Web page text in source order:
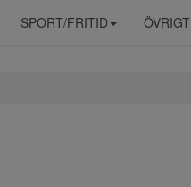
SPORT/FRITID ÖVRIGT